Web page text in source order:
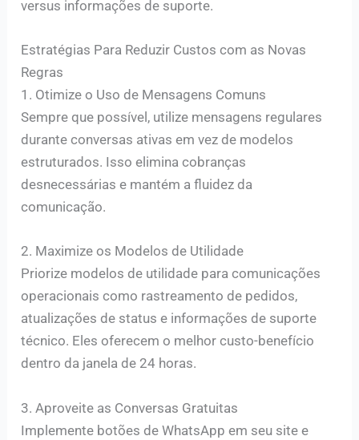
versus informações de suporte.
Estratégias Para Reduzir Custos com as Novas
Regras
1. Otimize o Uso de Mensagens Comuns
Sempre que possível, utilize mensagens regulares
durante conversas ativas em vez de modelos
estruturados. Isso elimina cobranças
desnecessárias e mantém a fluidez da
comunicação.
2. Maximize os Modelos de Utilidade
Priorize modelos de utilidade para comunicações
operacionais como rastreamento de pedidos,
atualizações de status e informações de suporte
técnico. Eles oferecem o melhor custo-benefício
dentro da janela de 24 horas.
3. Aproveite as Conversas Gratuitas
Implemente botões de WhatsApp em seu site e